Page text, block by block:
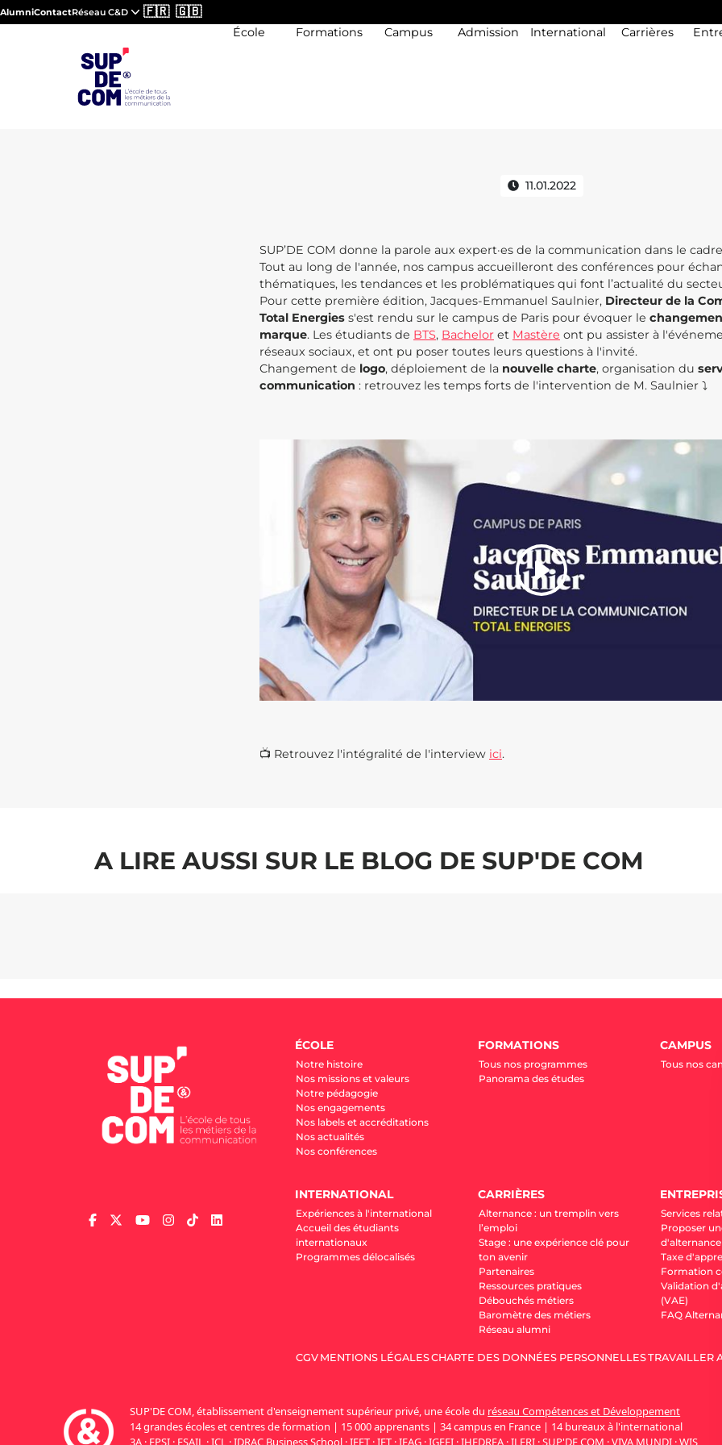
AlumniContactRéseau C&D 🇫🇷 🇬🇧
École Formations Campus Admission International Carrières
11.01.2022
SUP’DE COM donne la parole aux expert·es de la communication dans le
Tout au long de l'année, nos campus accueilleront des conférences pour
thématiques, les tendances et les problématiques qui font l’actualité du
Pour cette première édition, Jacques-Emmanuel Saulnier, Directeur de la
Total Energies s'est rendu sur le campus de Paris pour évoquer le
marque. Les étudiants de BTS, Bachelor et Mastère ont pu assister à
réseaux sociaux, et ont pu poser toutes leurs questions à l'invité.
Changement de logo, déploiement de la nouvelle charte, organisation du
communication : retrouvez les temps forts de l'intervention de M. Saulnier ⤵️
📺 Retrouvez l'intégralité de l'interview ici.
A LIRE AUSSI SUR LE BLOG DE SUP'DE COM
ÉCOLE
Notre histoire
Nos missions et valeurs
Notre pédagogie
Nos engagements
Nos labels et accréditations
Nos actualités
Nos conférences
FORMATIONS
Tous nos programmes
Panorama des études
CAMPUS
Tous nos
INTERNATIONAL
Expériences à l'international
Accueil des étudiants
internationaux
Programmes délocalisés
CARRIÈRES
Alternance : un tremplin vers
l’emploi
Stage : une expérience clé pour
ton avenir
Partenaires
Ressources pratiques
Débouchés métiers
Baromètre des métiers
Réseau alumni
Services
Proposer
d'alternance
Taxe
Formation
Validation
(VAE)
FAQ
CGV MENTIONS LÉGALESCHARTE DES DONNÉES PERSONNELLESTRAVAILLER